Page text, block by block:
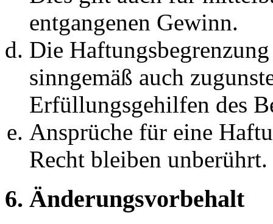
entgangenen Gewinn.
Die
sinngemäß auch
Erfüllungsgehilfen des
Ansprüche für eine
Recht bleiben unberührt.
6. Änderungsvorbehalt